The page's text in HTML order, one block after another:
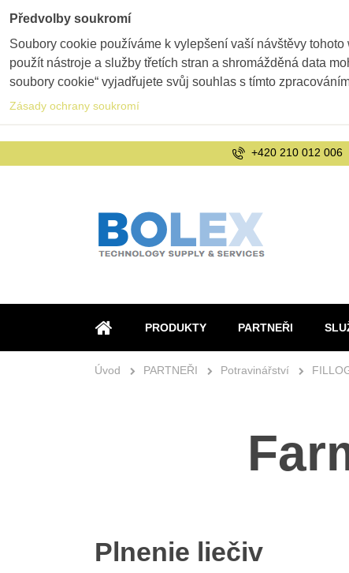
ÚVOD
PRODUKTY PARTNEŘI
+420 210 012 006
Úvod PARTNEŘI Potravinářství
Plnenie liečiv
Předvolby soukromí
Soubory cookie používáme k vylepšení vaší návštěvy
použít nástroje a služby třetích stran a shromážděná data
soubory cookie“ vyjadřujete svůj souhlas s tímto
Zásady ochrany soukromí